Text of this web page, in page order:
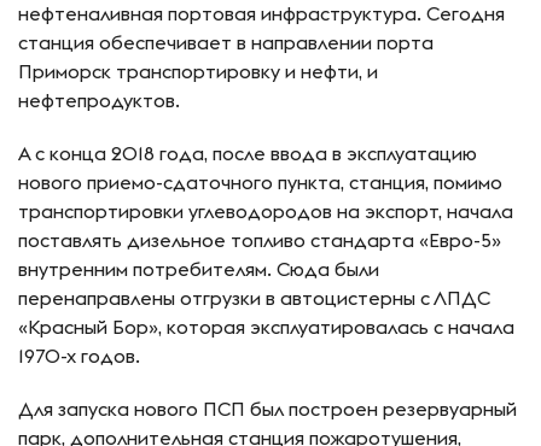
нефтеналивная портовая инфраструктура. Сегодня
станция обеспечивает в направлении порта
Приморск транспортировку и нефти, и
нефтепродуктов.
А с конца 2018 года, после ввода в эксплуатацию
нового приемо-сдаточного пункта, станция, помимо
транспортировки углеводородов на экспорт, начала
поставлять дизельное топливо стандарта «Евро-5»
внутренним потребителям. Сюда были
перенаправлены отгрузки в автоцистерны с ЛПДС
«Красный Бор», которая эксплуатировалась с начала
1970-х годов.
Для запуска нового ПСП был построен резервуарный
парк, дополнительная станция пожаротушения,